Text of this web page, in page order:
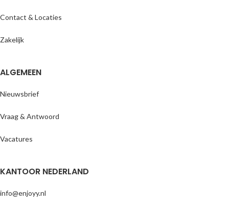
Contact & Locaties
Zakelijk
ALGEMEEN
Nieuwsbrief
Vraag & Antwoord
Vacatures
KANTOOR NEDERLAND
info@enjoyy.nl